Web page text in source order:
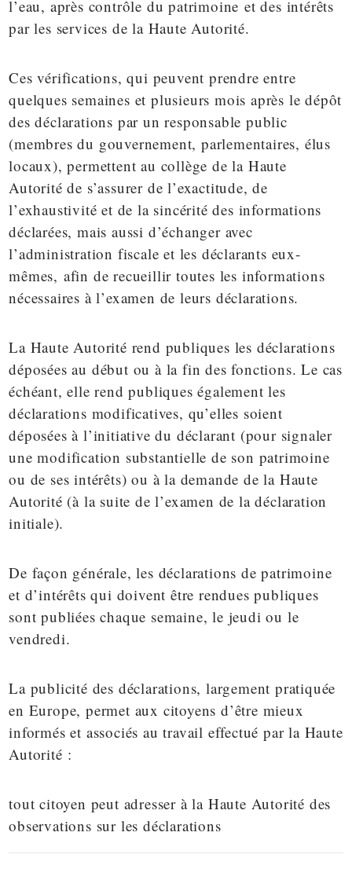
l’eau, après contrôle du patrimoine etdes intérêts
par les services de la Haute Autorité.
Ces vérifications, qui peuvent prendre entre
quelques semaines et plusieurs mois après le dépôt
des déclarations par un responsable public
(membres du gouvernement, parlementaires, élus
locaux), permettent au collège de la Haute
Autorité de s’assurer de l’exactitude, de
l’exhaustivité et de la sincérité des informations
déclarées, mais aussi d’échanger avec
l’administration fiscale et les déclarants eux-
mêmes, afin de recueillir toutes les informations
nécessaires à l’examen de leurs déclarations.
La Haute Autorité rend publiques les déclarations
déposées au début ou à la fin des fonctions. Le cas
échéant, elle rend publiques également les
déclarations modificatives, qu’elles soient
déposées à l’initiative du déclarant (pour signaler
une modification substantielle de son patrimoine
ou de ses intérêts) ou à la demande de la Haute
Autorité (à la suite de l’examen de la déclaration
initiale).
De façon générale, les déclarations de patrimoine
et d’intérêts qui doivent être rendues publiques
sont publiées chaque semaine, le jeudi ou le
vendredi.
La publicité des déclarations, largement pratiquée
en Europe, permet aux citoyens d’être mieux
informés et associés au travail effectué par la Haute
Autorité :
tout citoyen peut adresser à la Haute Autorité des
observations sur les déclarations